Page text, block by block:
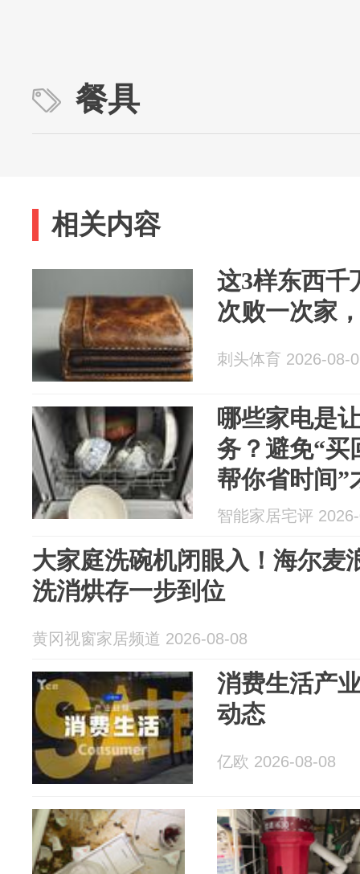
餐具
相关内容
这3样东西千
次败一次家
刺头体育 2026-08-
哪些家电是
务？避免“买
帮你省时间”
智能家居宅评
大家庭洗碗机闭眼入！海尔麦
洗消烘存一步到位
黄冈视窗家居频道 2026-08-08
消费生活产
动态
亿欧 2026-08-08